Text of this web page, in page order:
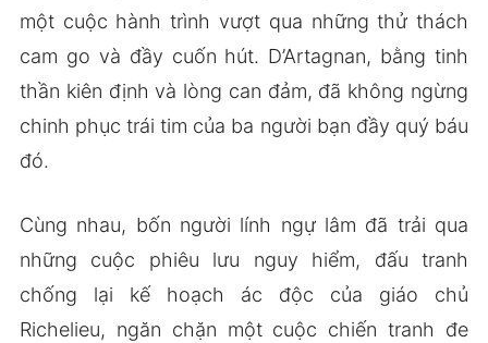
một cuộc hành trình vượt qua những thử thách
cam go và đầy cuốn hút. D’Artagnan, bằng tinh
thần kiên định và lòng can đảm, đã không ngừng
chinh phục trái tim của ba người bạn đầy quý báu
đó.
Cùng nhau, bốn người lính ngự lâm đã trải qua
những cuộc phiêu lưu nguy hiểm, đấu tranh
chống lại kế hoạch ác độc của giáo chủ
Richelieu, ngăn chặn một cuộc chiến tranh đe